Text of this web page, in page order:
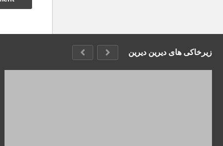
زیرخاکی های دیرین دیرین